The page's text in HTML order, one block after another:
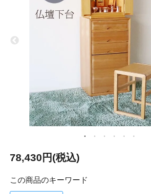
78,430円(税込)
この商品のキーワード